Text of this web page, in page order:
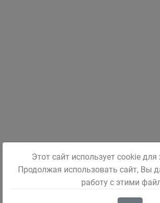
Этот сайт использует cookie
Продолжая использовать сайт, Вы
работу с этими